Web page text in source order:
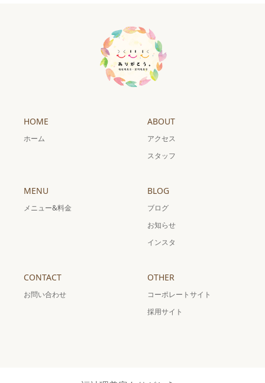
HOME
ホーム
ABOUT
アクセス
スタッフ
MENU
メニュー&料金
BLOG
ブログ
お知らせ
インスタ
CONTACT
お問い合わせ
OTHER
コーポレートサイト
採用サイト